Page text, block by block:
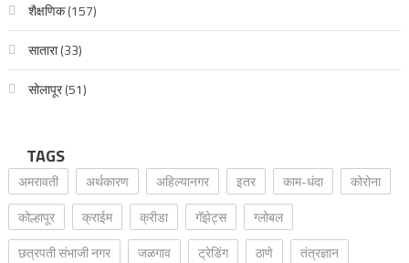
शैक्षणिक(157)
सातारा(33)
सोलापूर(51)
TAGS
अमरावती अर्थकारण अहिल्यानगर इतर काम-धंदा
कोरोना
कोल्हापूर
क्राईम क्रीडा गॅझेट्स
ग्लोबल
छत्रपती संभाजी नगर
जळगाव ट्रेडिंग ठाणे
तंत्रज्ञान